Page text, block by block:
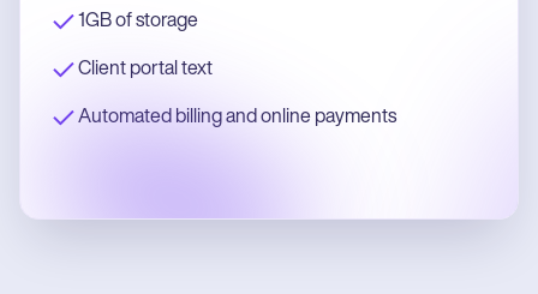
1GB of storage
Client portal text
Automated billing and online payments